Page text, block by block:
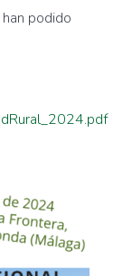
podido